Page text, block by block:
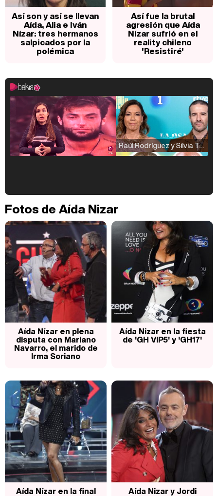
Así son y así se llevan
Aída, Alia e Iván
Nízar: tres hermanos
salpicados por la
polémica
Así fue la brutal
agresión que Aída
Nízar sufrió en el
reality chileno
'Resistiré'
Raúl Rodríguez y Silvia Taulés nos cuentan su papel en 'La familia de la tele'
Así se tomó Felipe VI que la Infanta Sofía no quisiera recibir formación militar
Manu Baqueiro: "Tuve como referente a Bruce Willis en 'Luz de Luna' para mi trabajo en la serie 'Perdiendo el juicio'"
Magdalena de Suecia responde a las críticas y explica por qué le han permitido lanzar su propio negocio
Fotos de Aída Nizar
Aída Nízar en plena
disputa con Mariano
Navarro, el marido de
Irma Soriano
Aída Nizar en la fiesta
de 'GH VIP5' y 'GH17'
Aída Nízar en la final Aída Nizar y Jordi